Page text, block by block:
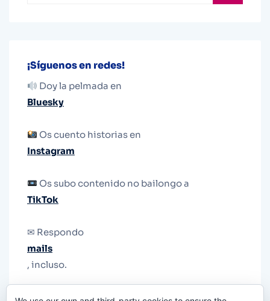
¡Síguenos en redes!
Doy la pelmada en
Bluesky
Os cuento historias en
Instagram
Os subo contenido no bailongo a
TikTok
✉ Respondo
mails
, incluso.